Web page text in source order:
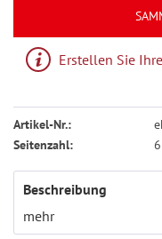
Erstellen Sie
Artikel-Nr.:
Seitenzahl:
6
Beschreibung
mehr